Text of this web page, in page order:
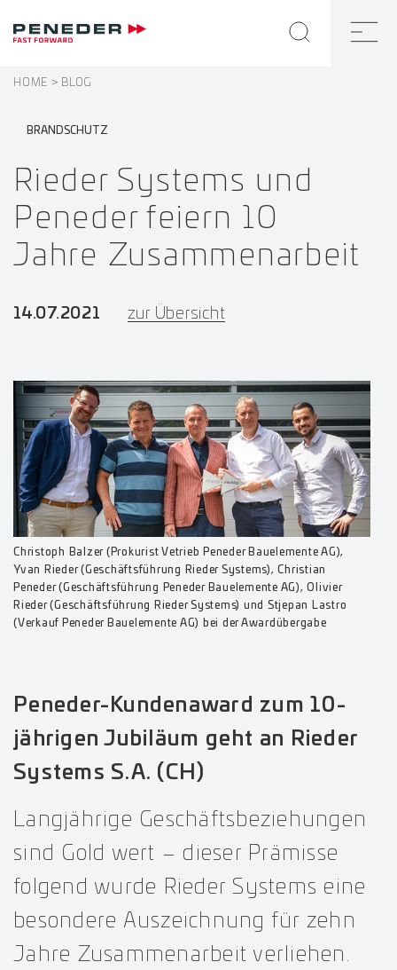
HOME BLOG
BRANDSCHUTZ
Rieder Systems und
Peneder feiern 10
Jahre Zusammenarbeit
14.07.2021 zur Übersicht
Christoph Balzer (Prokurist Vetrieb Peneder Bauelemente AG),
Yvan Rieder (Geschäftsführung Rieder Systems), Christian
Peneder (Geschäftsführung Peneder Bauelemente AG), Olivier
Rieder (Geschäftsführung Rieder Systems) und Stjepan Lastro
(Verkauf Peneder Bauelemente AG) bei der Awardübergabe
Peneder-Kundenaward zum 10-
jährigen Jubiläum geht an Rieder
Systems S.A. (CH)
Langjährige Geschäftsbeziehungen
sind Gold wert – dieser Prämisse
folgend wurde Rieder Systems eine
besondere Auszeichnung für zehn
Jahre Zusammenarbeit verliehen.